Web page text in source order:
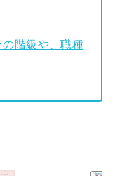
階級や、職種